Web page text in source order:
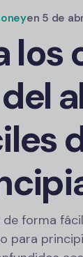
en 5 de
los
de forma
para